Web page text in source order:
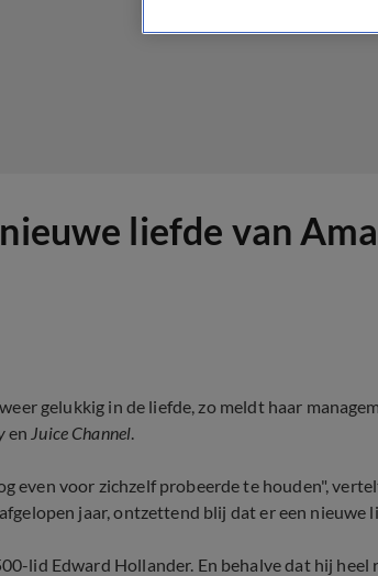
liefde van
gelukkig in de liefde, zo meldt haar
en Juice Channel.
even voor zichzelf probeerde te houden",
jaar, ontzettend blij dat er een nieuwe
lid Edward Hollander. En behalve dat hij heel